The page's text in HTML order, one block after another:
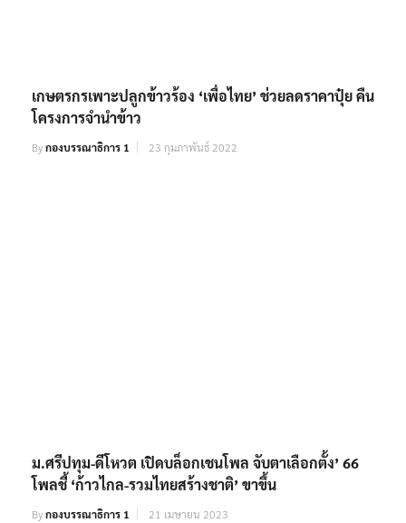
เกษตรกรเพาะปลูกข้าวร้อง ‘เพื่อไทย’ ช่วยลดราคาปุ๋ย คืน
โครงการจำนำข้าว
Byกองบรรณาธิการ 1 23 กุมภาพันธ์ 2022
ม.ศรีปทุม-ดีโหวต เปิดบล็อกเชนโพล จับตาเลือกตั้ง’ 66
โพลชี้ ‘ก้าวไกล-รวมไทยสร้างชาติ’ ขาขึ้น
Byกองบรรณาธิการ 1 21 เมษายน 2023